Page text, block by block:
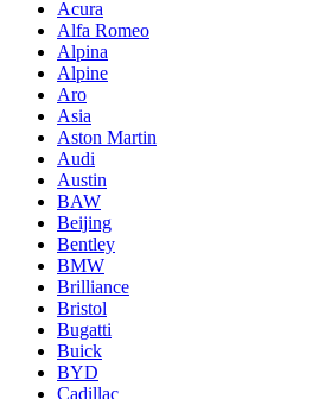
Acura
Alfa Romeo
Alpina
Alpine
Aro
Asia
Aston Martin
Audi
Austin
BAW
Beijing
Bentley
BMW
Brilliance
Bristol
Bugatti
Buick
BYD
Cadillac